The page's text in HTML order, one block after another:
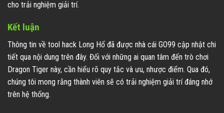
cho trải nghiệm giải trí.
Kết luận
Thông tin về tool hack Long Hổ đã được nhà cái GO99 cập nhật chi
tiết qua nội dung trên đây. Đối với những ai quan tâm đến trò chơi
Dragon Tiger này, cần hiểu rõ quy tắc và ưu, nhược điểm. Qua đó,
chúng tôi mong rằng thành viên sẽ có trải nghiệm giải trí đáng nhớ
trên hệ thống.